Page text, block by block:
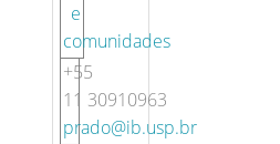
e
comunidades
+55
11 30910963
prado@ib.usp.br